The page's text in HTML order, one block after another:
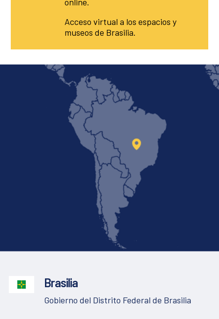
Acceso virtual a los espacios y
museos de Brasilia.
Brasilia
Gobierno del Distrito Federal de Brasilia